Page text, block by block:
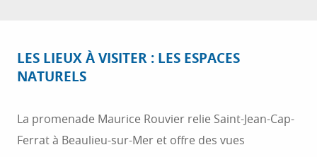
LES LIEUX À VISITER : LES ESPACES
NATURELS
La promenade Maurice Rouvier relie Saint-Jean-Cap-
Ferrat à Beaulieu-sur-Mer et offre des vues